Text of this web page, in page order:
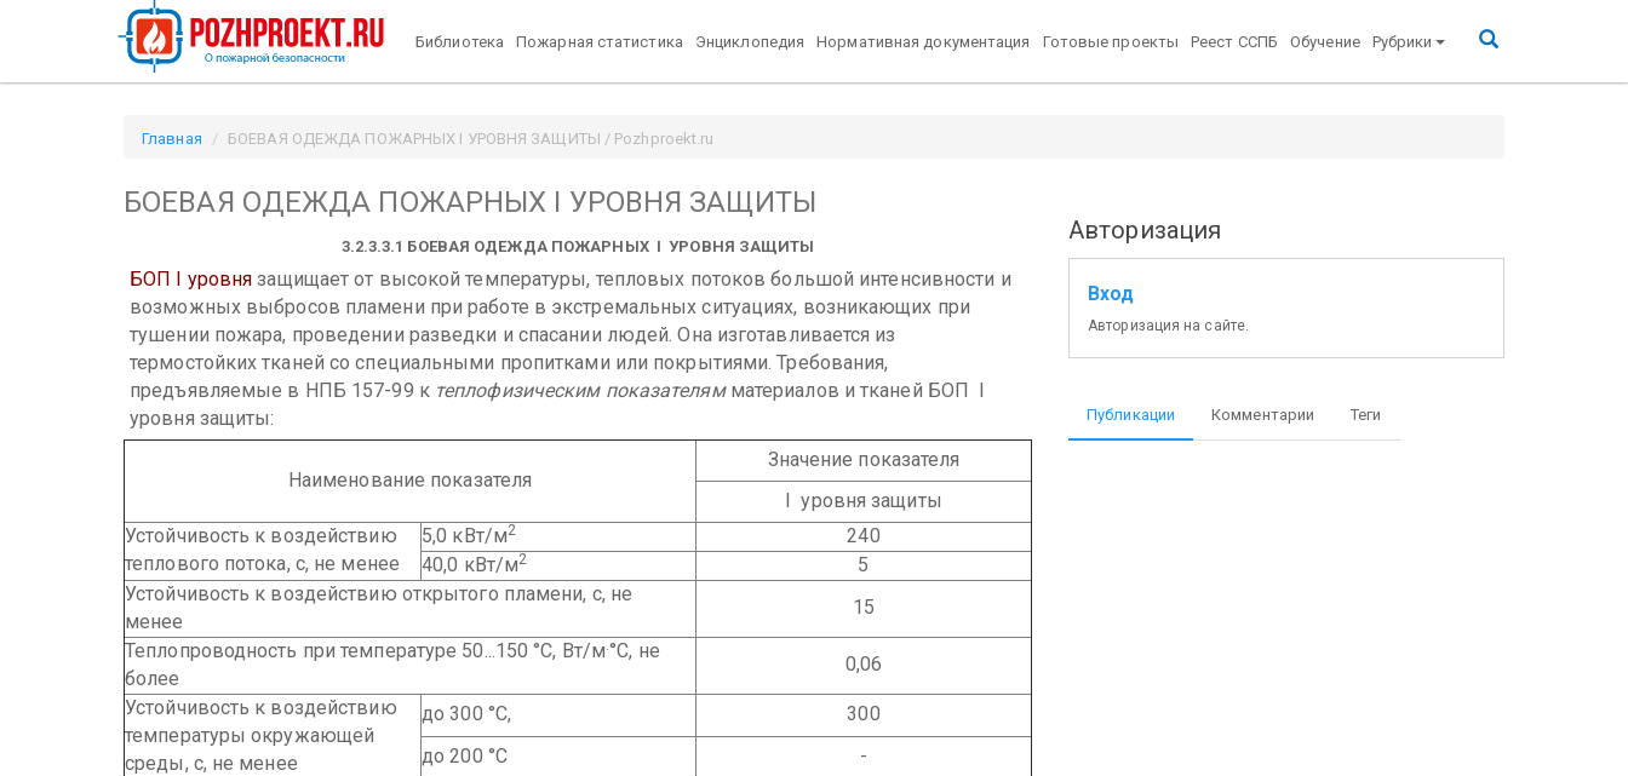
Библиотека Пожарная статистика Энциклопедия Нормативная документация Готовые проекты Реест ССПБ Обучение Рубрики
Главная БОЕВАЯ ОДЕЖДА ПОЖАРНЫХ I УРОВНЯ ЗАЩИТЫ / Pozhproekt.ru
БОЕВАЯ ОДЕЖДА ПОЖАРНЫХ I УРОВНЯ ЗАЩИТЫ
3.2.3.3.1 БОЕВАЯ ОДЕЖДА ПОЖАРНЫХ I УРОВНЯ ЗАЩИТЫ
БОП I уровня защищает от высокой температуры, тепловых потоков большой интенсивности и
возможных выбросов пламени при работе в экстремальных ситуациях, возникающих при
тушении пожара, проведении разведки и спасании людей. Она изготавливается из
термостойких тканей со специальными пропитками или покрытиями. Требования,
предъявляемые в НПБ 157-99 к теплофизическим показателямматериалов и тканей БОП I
уровня защиты:
Наименование показателя
Значение показателя
I уровня защиты
Устойчивость к воздействию
теплового потока, с, не менее
5,0 кВт/м2
240
40,0 кВт/м2
5
Устойчивость к воздействию открытого пламени, с, не
менее
15
Теплопроводность при температуре 50...150 °С, Вт/м .°С, не
более
0,06
Устойчивость к воздействию
температуры окружающей
среды, с, не менее
до 300 °С,
300
до 200 °С
-
Авторизация
Вход
Авторизация на сайте.
Публикации Комментарии Теги